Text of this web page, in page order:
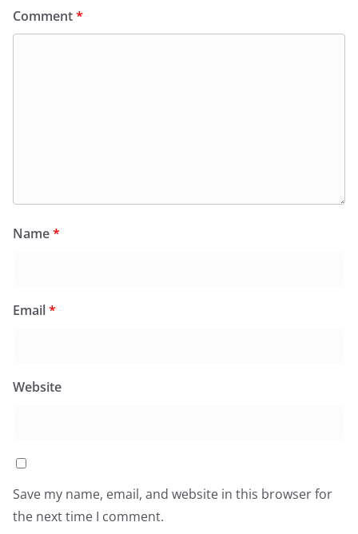
Comment*
Name*
Email*
Website
Save my name, email, and website in this browser for
the next time I comment.